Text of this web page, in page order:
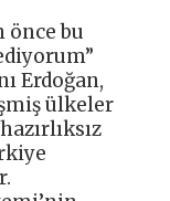
önce bu
Erdoğan,
ülkeler